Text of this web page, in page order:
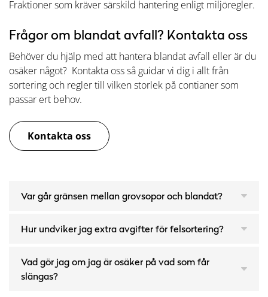
Fraktioner som kräver särskild hantering enligt miljöregler.
Frågor om blandat avfall? Kontakta oss
Behöver du hjälp med att hantera blandat avfall eller är du
osäker något? Kontakta oss så guidar vi dig i allt från
sortering och regler till vilken storlek på contianer som
passar ert behov.
Kontakta oss
Var går gränsen mellan grovsopor och blandat?
Hur undviker jag extra avgifter för felsortering?
Vad gör jag om jag är osäker på vad som får
slängas?